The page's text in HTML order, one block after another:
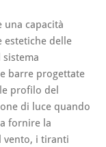
capacità
estetiche delle
barre progettate
profilo del
di luce quando
fornire la
vento, i tiranti